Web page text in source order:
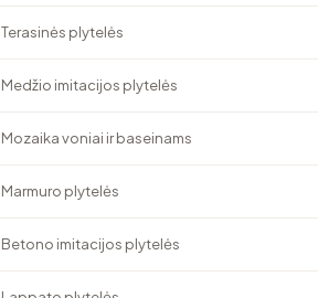
Terasinės plytelės
Medžio imitacijos plytelės
Mozaika voniai ir baseinams
Marmuro plytelės
Betono imitacijos plytelės